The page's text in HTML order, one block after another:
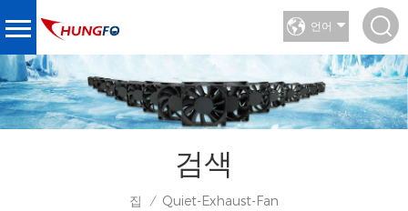
언어
검색
집 / Quiet-Exhaust-Fan